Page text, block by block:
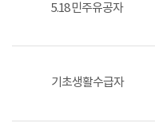
5.18 민주유공자
기초생활수급자